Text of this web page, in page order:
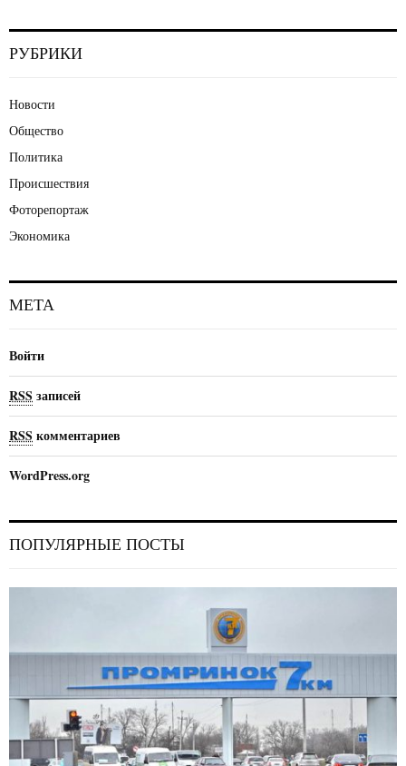
РУБРИКИ
Новости
Общество
Политика
Происшествия
Фоторепортаж
Экономика
МЕТА
Войти
RSS записей
RSS комментариев
WordPress.org
ПОПУЛЯРНЫЕ ПОСТЫ